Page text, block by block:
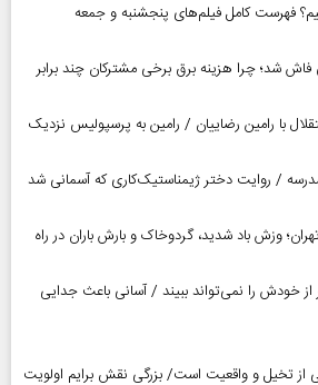
فهرست کامل فیلم‌های پنجشنبه و جمعه
شد؛ چرا هزینه برق برخی مشترکان چند برابر
با رامین رضاییان / رامین به پرسپولیس نزدیک
مدرسه / روایت دختر ژیمناستیک‌کاری که آسمانی شد
وزش باد شدید، گردوخاک و بارش باران در راه
از خودش را نمی‌تواند ببیند / آسانی باعث جدایی
از تخیل و واقعیت است/ بزرگی نقش برایم اولویت